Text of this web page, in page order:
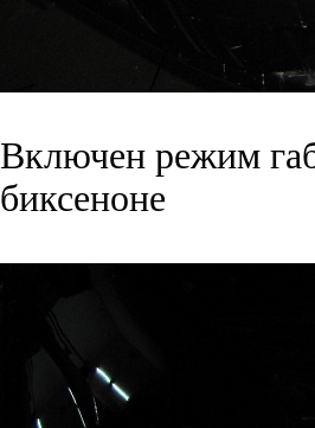
Включен режим
биксеноне